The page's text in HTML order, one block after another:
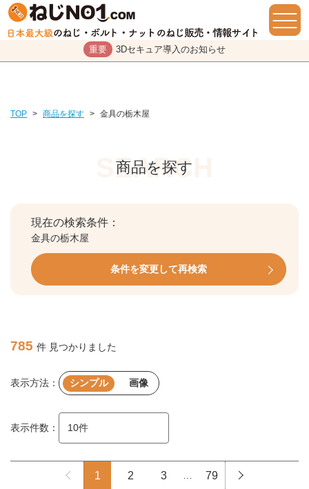
重要 3Dセキュア導入のお知らせ
TOP > 商品を探す > 金具の栃木屋
商品を探す
現在の検索条件：
金具の栃木屋
条件を変更して再検索
785 件 見つかりました
表示方法： シンプル 画像
表示件数：
1 2 3 79